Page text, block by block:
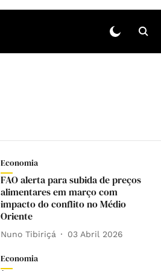
Economia
FAO alerta para subida de preços
alimentares em março com
impacto do conflito no Médio
Oriente
Nuno Tibiriçá 03 Abril 2026
Economia